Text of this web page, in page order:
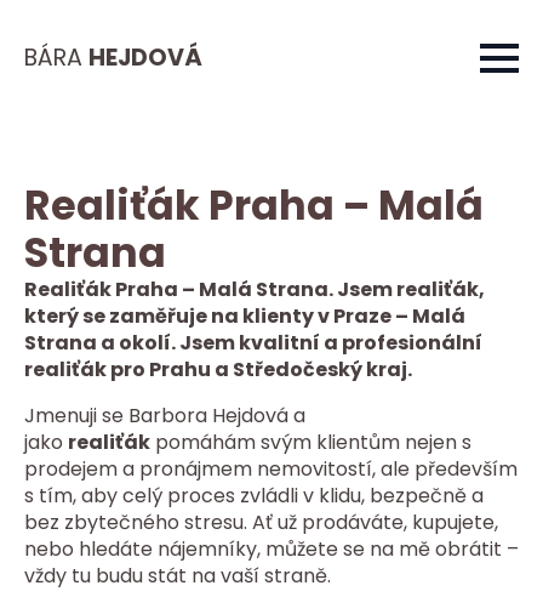
BÁRA HEJDOVÁ
Realiťák Praha – Malá
Strana
Realiťák Praha – Malá Strana. Jsem realiťák,
který se zaměřuje na klienty v Praze – Malá
Strana a okolí. Jsem kvalitní a profesionální
realiťák pro Prahu a Středočeský kraj.
Jmenuji se Barbora Hejdová a
jako realiťák pomáhám svým klientům nejen s
prodejem a pronájmem nemovitostí, ale především
s tím, aby celý proces zvládli v klidu, bezpečně a
bez zbytečného stresu. Ať už prodáváte, kupujete,
nebo hledáte nájemníky, můžete se na mě obrátit –
vždy tu budu stát na vaší straně.